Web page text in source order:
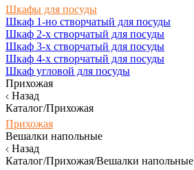
Шкафы для посуды
Шкаф 1-но створчатый для посуды
Шкаф 2-х створчатый для посуды
Шкаф 3-х створчатый для посуды
Шкаф 4-х створчатый для посуды
Шкаф угловой для посуды
Прихожая
Назад
Каталог/Прихожая
Прихожая
Вешалки напольные
Назад
Каталог/Прихожая/Вешалки напольные